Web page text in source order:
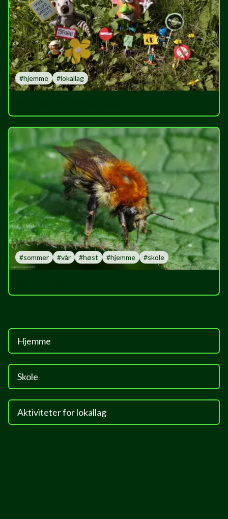
#hjemme #lokallag
#sommer #vår #høst #hjemme #skole
Hjemme
Skole
Aktiviteter for lokallag